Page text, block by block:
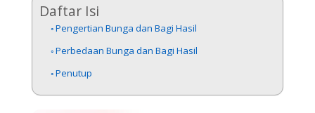
Daftar Isi
Pengertian Bunga dan Bagi Hasil
Perbedaan Bunga dan Bagi Hasil
Penutup